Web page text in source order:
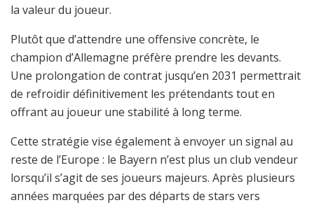
la valeur du joueur.
Plutôt que d’attendre une offensive concrète, le
champion d’Allemagne préfère prendre les devants.
Une prolongation de contrat jusqu’en 2031 permettrait
de refroidir définitivement les prétendants tout en
offrant au joueur une stabilité à long terme.
Cette stratégie vise également à envoyer un signal au
reste de l’Europe : le Bayern n’est plus un club vendeur
lorsqu’il s’agit de ses joueurs majeurs. Après plusieurs
années marquées par des départs de stars vers